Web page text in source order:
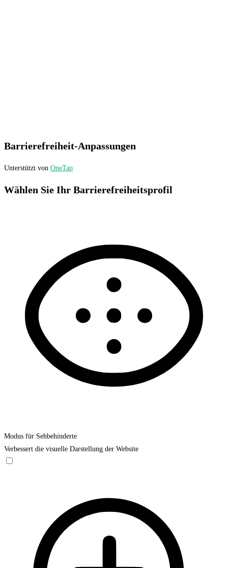
Barrierefreiheit-Anpassungen
Unterstützt von OneTap
Wählen Sie Ihr Barrierefreiheitsprofil
Modus für Sehbehinderte
Verbessert die visuelle Darstellung der Website